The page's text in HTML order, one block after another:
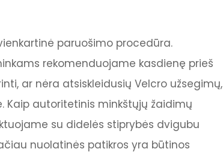
paruošimo procedūra.
rekomenduojame kasdienę prieš
ar nėra atsiskleidusių Velcro užsegimų,
Kaip autoritetinis minkštųjų žaidimų
su didelės stiprybės dvigubu
nuolatinės patikros yra būtinos